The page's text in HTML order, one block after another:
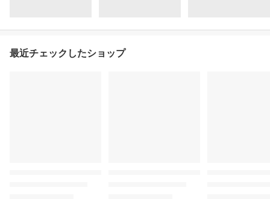
最近チェックしたショップ